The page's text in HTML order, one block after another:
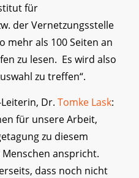
für
der Vernetzungsstelle
mehr als 100 Seiten an
zu lesen. Es wird also
zu treffen“.
Dr. Tomke Lask:
für unsere Arbeit,
zu diesem
anspricht.
dass noch nicht